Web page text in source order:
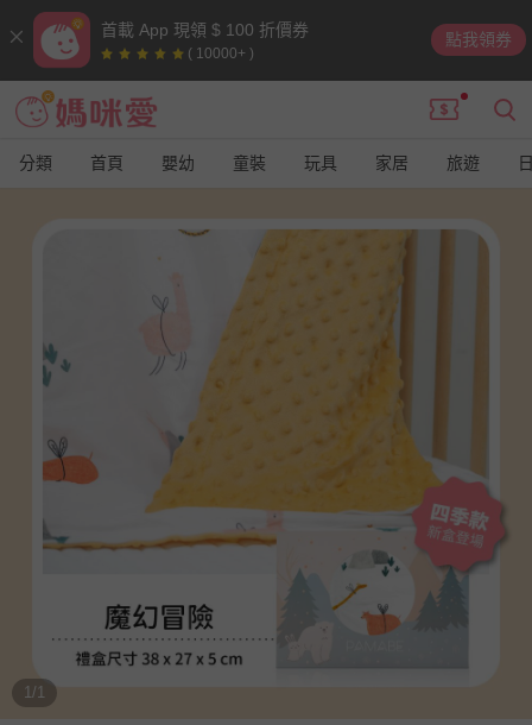
首載 App 現領 $ 100 折價券
( 10000+ )
點我領券
分類 首頁 嬰幼 童裝 玩具 家居 旅遊
1/1